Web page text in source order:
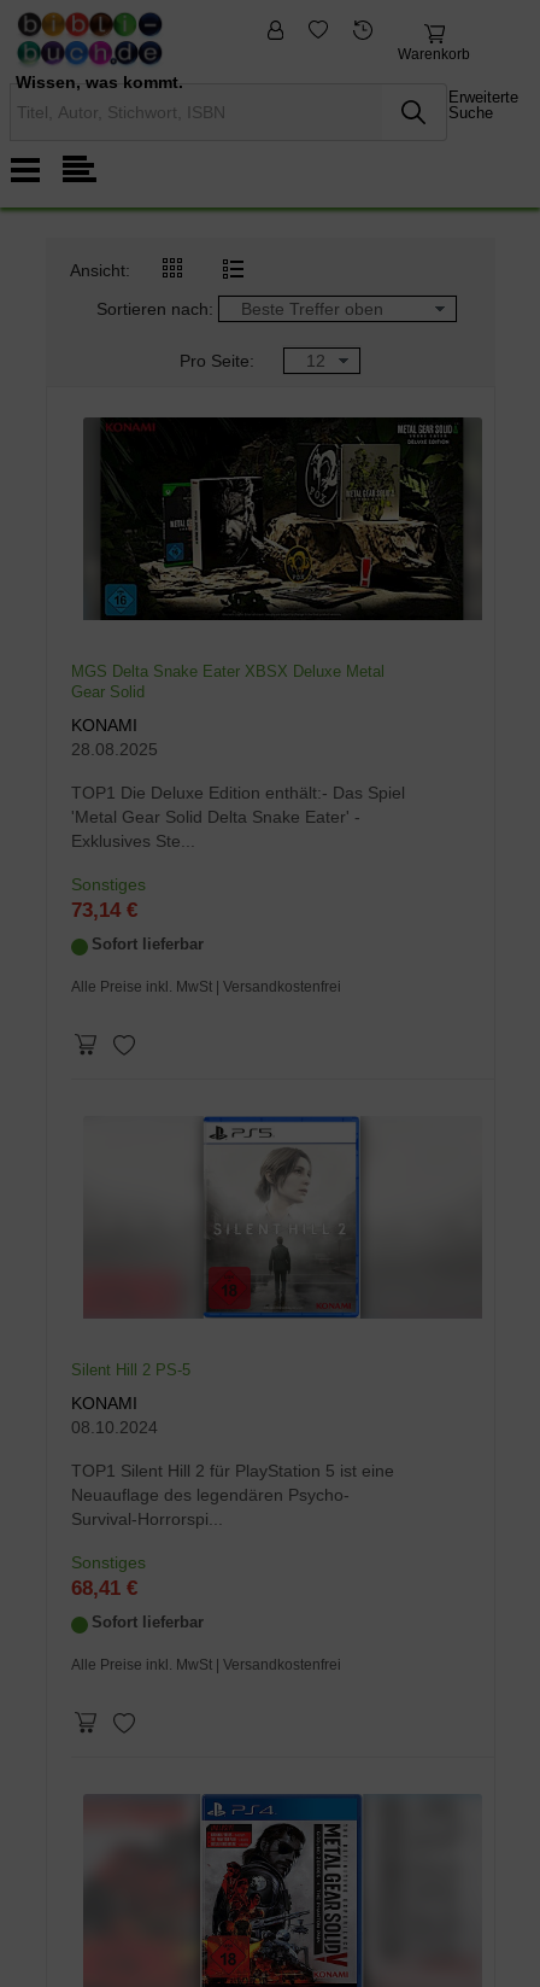
Wissen, was kommt.
Warenkorb
Erweiterte
Suche
fremdsprachige
Bücher
Ansicht:
Sortieren nach:
Pro Seite:
MGS Delta Snake Eater XBSX Deluxe Metal
Gear Solid
KONAMI
28.08.2025
TOP1 Die Deluxe Edition enthält:- Das Spiel
'Metal Gear Solid Delta Snake Eater' -
Exklusives Ste...
Sonstiges
73,14 €
Sofort lieferbar
Alle Preise inkl. MwSt | Versandkostenfrei
Silent Hill 2 PS-5
KONAMI
08.10.2024
TOP1 Silent Hill 2 für PlayStation 5 ist eine
Neuauflage des legendären Psycho-
Survival-Horrorspi...
Sonstiges
68,41 €
Sofort lieferbar
Alle Preise inkl. MwSt | Versandkostenfrei